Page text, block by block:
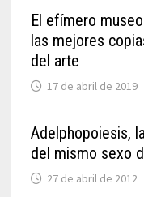
El efímero
las mejores
del arte
17 de abril de 2019
Adelphopoiesis,
del mismo sexo
27 de abril de 2012